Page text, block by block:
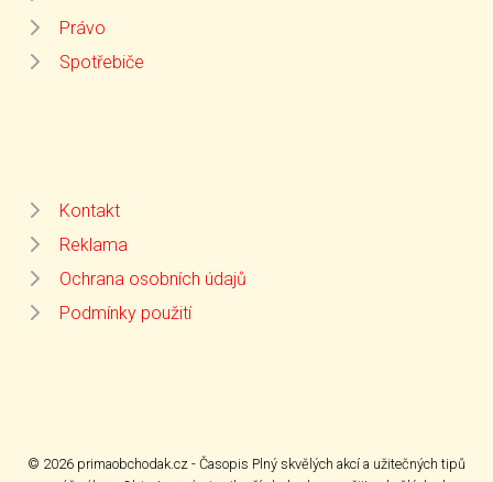
Právo
Spotřebiče
Kontakt
Reklama
Ochrana osobních údajů
Podmínky použití
© 2026 primaobchodak.cz - Časopis Plný skvělých akcí a užitečných tipů